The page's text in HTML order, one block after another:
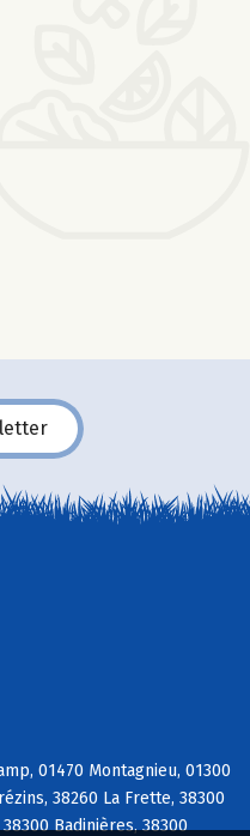
01470 Montagnieu, 01300
38260 La Frette, 38300
Badinières, 38300